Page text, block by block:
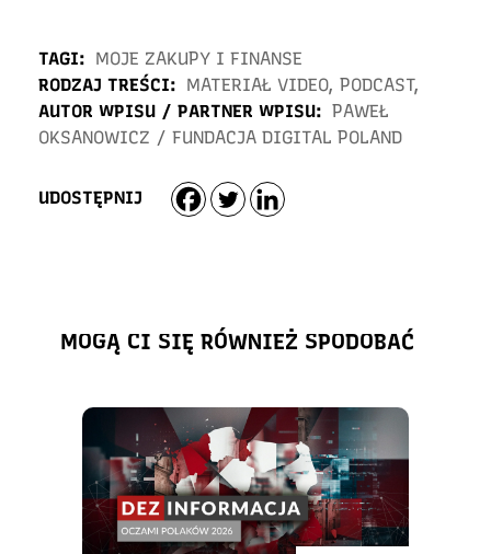
TAGI: MOJE ZAKUPY I FINANSE
RODZAJ TREŚCI: MATERIAŁ VIDEO, PODCAST,
AUTOR WPISU / PARTNER WPISU: PAWEŁ
OKSANOWICZ / FUNDACJA DIGITAL POLAND
UDOSTĘPNIJ
MOGĄ CI SIĘ RÓWNIEŻ SPODOBAĆ